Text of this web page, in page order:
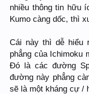
nhiều thông tin hữu
Kumo càng dốc, thì
Cái này thì dễ hiểu
phẳng của Ichimoku
Đó là các đường
đường này phẳng
sẽ là một kháng cự /